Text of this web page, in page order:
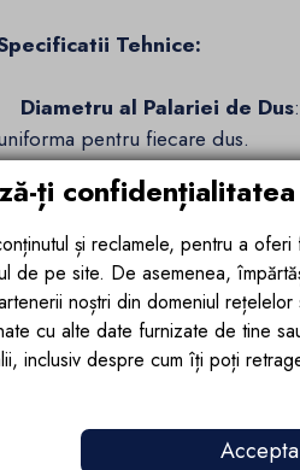
Tehnice:
Diametru al Palariei de Dus
pentru fiecare dus.
Diametru al Partii
perfect in orice spatiu de
Dimensiuni ale Suportului
a gazdui produsele de
dusului.
brandul de incredere
bucura de o experienta de
de varf cu un design
un ritual de relaxare si
ți confidențialitatea
și reclamele, pentru a
de pe site. De asemenea,
noștri din domeniul rețelelor
cu alte date furnizate de tine
inclusiv despre cum îți poți